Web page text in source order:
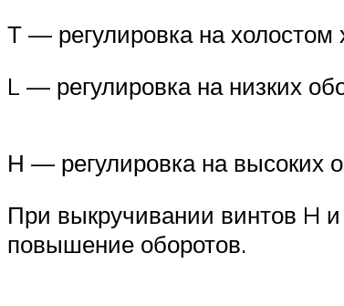
Т — регулировка на холостом
L — регулировка на низких
Н — регулировка на высоких
При выкручивании винтов H
повышение оборотов.